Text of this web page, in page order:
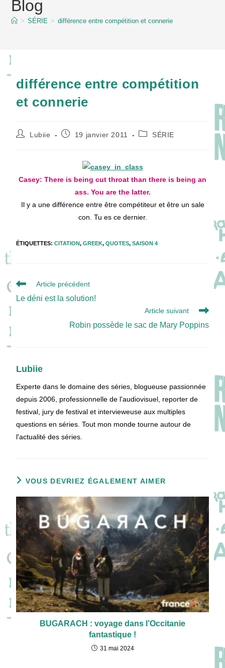
contentBlog
> SÉRIE > différence entre compétition et connerie
différence entre compétition
et connerie
Auteur/autrice
Lubiie
Publication
19 janvier 2011
PostSÉRIE
Casey: There is being cut throat than there is being an
ass. You are the latter.
Il y a une différence entre être compétiteur et être un sale
con. Tu es ce dernier.
ÉTIQUETTES:CITATION, GREEK, QUOTES, SAISON 4
Read
articles
Article précédent
Le déni est la solution!
Article suivant
Robin possède le sac de Mary Poppins
Lubiie
Experte dans le domaine des séries, blogueuse passionnée
depuis 2006, professionnelle de l'audiovisuel, reporter de
festival, jury de festival et intervieweuse aux multiples
questions en séries. Tout mon monde tourne autour de
l'actualité des séries.
VOUS DEVRIEZ ÉGALEMENT AIMER
BUGARACH : voyage dans l’Occitanie
fantastique !
31 mai 2024